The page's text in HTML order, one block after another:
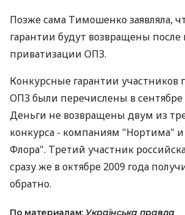
Позже сама Тимошенко заявляла,
гарантии будут возвращены после
приватизации ОПЗ.
Конкурсные гарантии участников
ОПЗ были перечислены в сентябре
Деньги не возвращены двум из
конкурса - компаниям "Нортима"
Флора". Третий участник
сразу же в октябре 2009 года
обратно.
По материалам: Українська правда